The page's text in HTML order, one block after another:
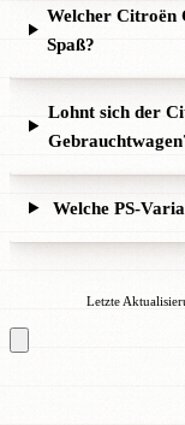
Welcher Citroën
Spaß?
Lohnt sich der
Welche PS-
Letzte